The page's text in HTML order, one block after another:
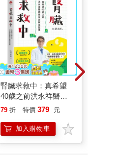
腎臟求救中：真希望
40歲之前洪永祥醫師
就告訴我這些事
79 折 特價 379 元
加入購物車